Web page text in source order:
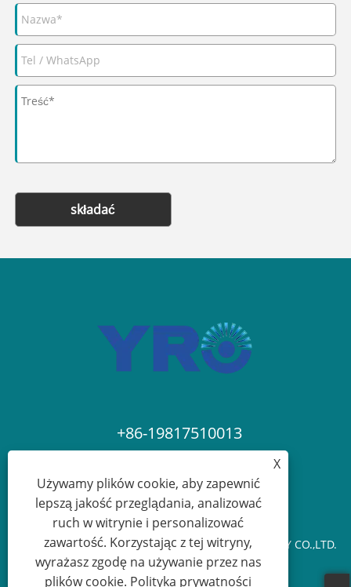
składać
+86-19817510013
Prawa autorskie © 2024 ZHEJIANG YRO NEW ENERGY CO.,LTD.
Wszelkie prawa zastrzeżone.
X
Używamy plików cookie, aby zapewnić
lepszą jakość przeglądania, analizować
ruch w witrynie i personalizować
zawartość. Korzystając z tej witryny,
wyrażasz zgodę na używanie przez nas
plików cookie. Polityka prywatności